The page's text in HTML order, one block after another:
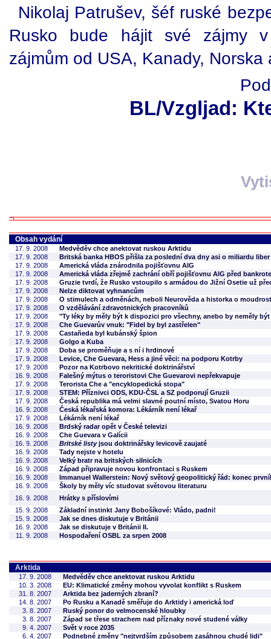
Nikolaj Patrušev, šéf ruské
Rusko bude hájit své zájmy
zájmům od USA, Kanady, Norska
BL/Vzgljad:
Obsah vydání
17. 9. 2008
Medvěděv chce anektovat ruskou Arktidu
17. 9. 2008
Britská banka HBOS přišla za poslední dva dny asi o miliardu liber
17. 9. 2008
Americká vláda znárodnila pojišťovnu AIG
17. 9. 2008
Americká vláda zřejmě zachrání obří pojišťovnu AIG před
17. 9. 2008
Gruzie tvrdí, že Rusko vstoupilo s armádou do Jižní Osetie už
17. 9. 2008
Nelze diktovat vyhnancům
17. 9. 2008
O stimulech a odměnách, neboli Neurověda a historka o
17. 9. 2008
O vzdělávání zdravotnických pracovníků
17. 9. 2008
"Ty léky by měly být k dispozici pro všechny, anebo by neměly
17. 9. 2008
Che Guevarův vnuk: "Fidel by byl zastřelen"
17. 9. 2008
Castañeda byl kubánský špion
17. 9. 2008
Golgo a Kuba
17. 9. 2008
Doba se proměňuje a s ní i hrdinové
17. 9. 2008
Levice, Che Guevara, Hess a jiné věci: na podporu Kotrby
17. 9. 2008
Pozor na Kotrbovo nekritické doktrinářství
16. 9. 2008
Falešný mýtus o teroristovi Che Guevarovi nepřekvapuje
17. 9. 2008
Terorista Che a "encyklopedická stopa"
17. 9. 2008
STEM: Příznivci ODS, KDU-ČSL a SZ podporují Gruzii
17. 9. 2008
Česká republika má velmi slavné poutní místo, Svatou Horu
16. 9. 2008
Česká lékařská komora: Lékárník není lékař
17. 9. 2008
Lékárník není lékař
16. 9. 2008
Brdský radar opět v České televizi
16. 9. 2008
Che Guevara v Galícii
16. 9. 2008
Britské listyjsou doktrinářsky levicově zaujaté
16. 9. 2008
Tady nejste v hotelu
16. 9. 2008
Velký bratr na britských silnicích
16. 9. 2008
Západ připravuje novou konfrontaci s Ruskem
16. 9. 2008
Immanuel Wallerstein: Nový světový geopolitický řád: konec
16. 9. 2008
Školy by měly víc studovat světovou literaturu
16. 9. 2008
Hrátky s příslovími
15. 9. 2008
Základní instinkt Jany Bobošíkové: Vládo, padni!
15. 9. 2008
Jak se dnes diskutuje v Británii
16. 9. 2008
Jak se diskutuje v Británii II.
11. 9. 2008
Hospodaření OSBL za srpen 2008
Arktida
17. 9. 2008
Medvěděv chce anektovat ruskou Arktidu
10. 3. 2008
EU: Klimatické změny mohou vyvolat konflikt s Ruskem
31. 8. 2007
Arktida bez jaderných zbraní?
14. 8. 2007
Po Rusku a Kanadě směřuje do Arktidy i americká loď
3. 8. 2007
Ruský ponor do velmocenské hloubky
3. 8. 2007
Západ se třese strachem nad příznaky nové studené války
9. 4. 2007
Svět v roce 2035
6. 4. 2007
Podnebné změny "nejtvrdším způsobem zasáhnou chudé lidi"